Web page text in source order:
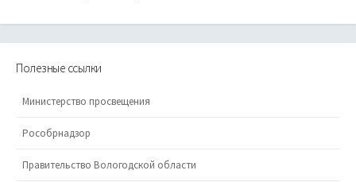
Полезные ссылки
Министерство просвещения
Рособрнадзор
Правительство Вологодской области